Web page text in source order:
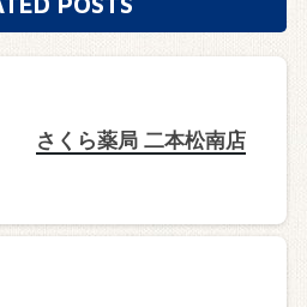
さくら薬局 二本松南店